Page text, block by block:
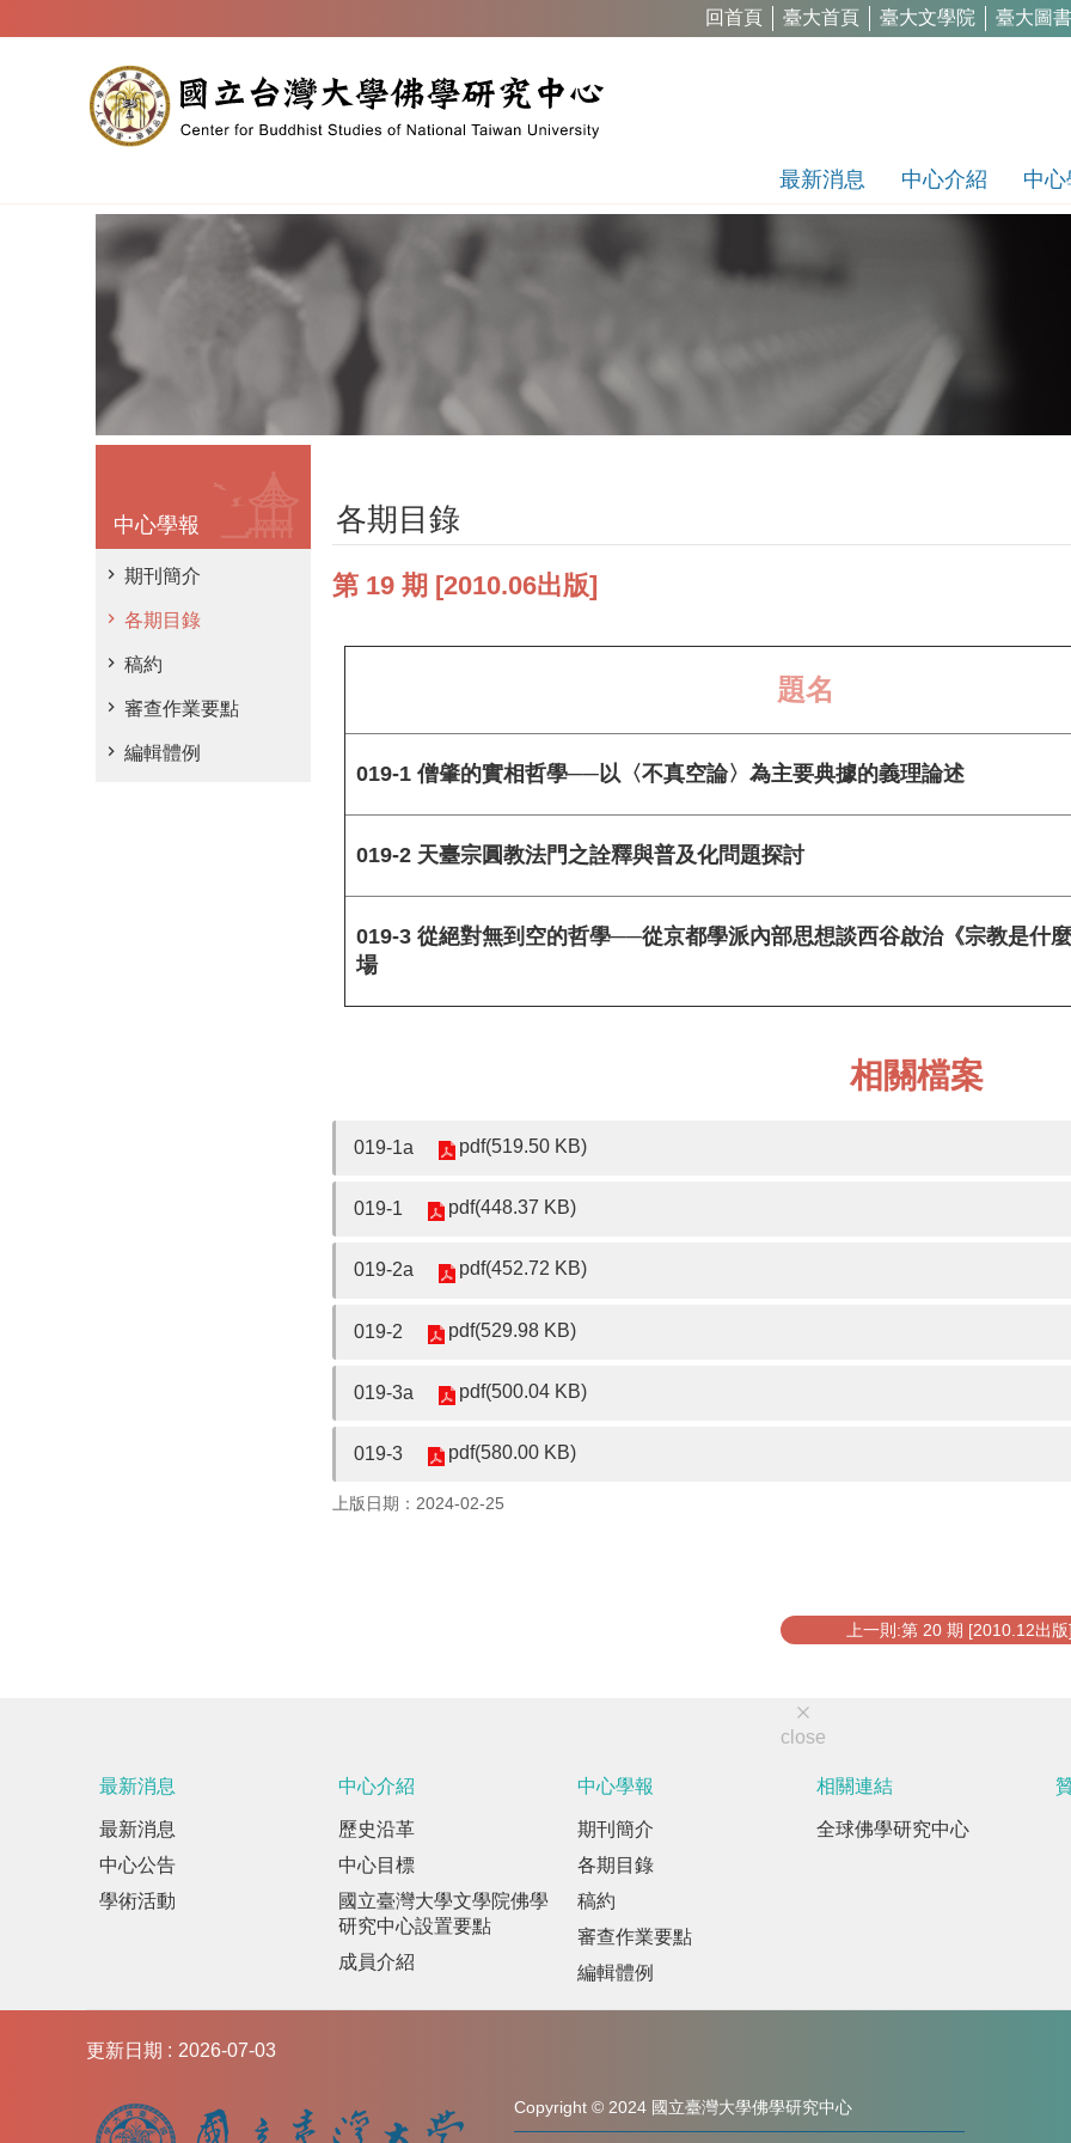
回首頁 臺大首頁 臺大文學院 臺大圖
最新消息 中心介紹 中心
中心學報
期刊簡介
各期目錄
稿約
審查作業要點
編輯體例
各期目錄
第 19 期 [2010.06出版]
題名
019-1 僧肇的實相哲學──以〈不真空論〉為主要典據的義理論述
019-2 天臺宗圓教法門之詮釋與普及化問題探討
019-3 從絕對無到空的哲學──從京都學派內部思想談西谷啟治《宗教是什
場
相關檔案
019-1a pdf(519.50 KB)
019-1 pdf(448.37 KB)
019-2a pdf(452.72 KB)
019-2 pdf(529.98 KB)
019-3a pdf(500.04 KB)
019-3 pdf(580.00 KB)
上版日期：2024-02-25
上一則:第 20 期 [2010.12出版]
close
最新消息
最新消息
中心公告
學術活動
中心介紹
歷史沿革
中心目標
國立臺灣大學文學院佛學
研究中心設置要點
成員介紹
中心學報
期刊簡介
各期目錄
稿約
審查作業要點
編輯體例
相關連結
全球佛學研究中心
更新日期 2026-07-03
Copyright © 2024 國立臺灣大學佛學研究中心